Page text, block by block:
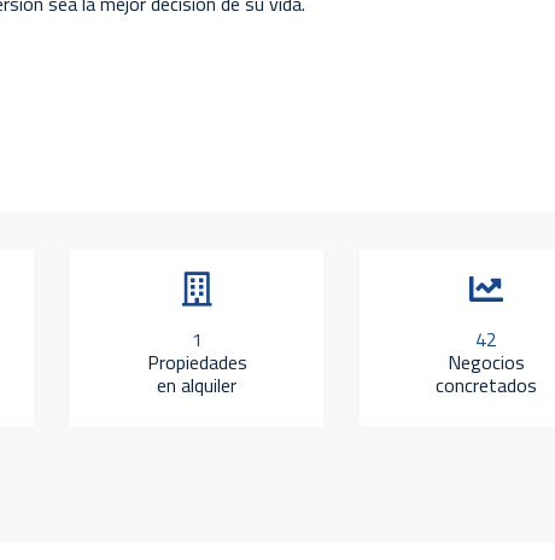
1
Propiedades
en alquiler
42
Negocios
concretados